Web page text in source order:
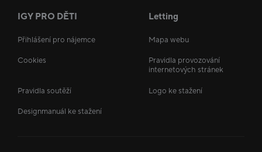
IGY PRO DĚTI Letting
Přihlášení pro nájemce Mapa webu
Cookies
Pravidla provozování
internetových stránek
Pravidla soutěží Logo ke stažení
Designmanuál ke stažení